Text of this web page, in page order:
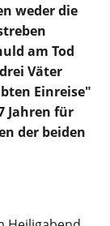
weder die
am Tod
Väter
Einreise"
Jahren für
der beiden